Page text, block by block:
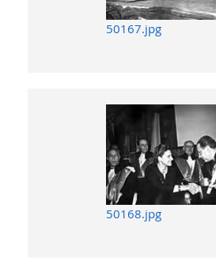
50167.jpg
50168.jpg